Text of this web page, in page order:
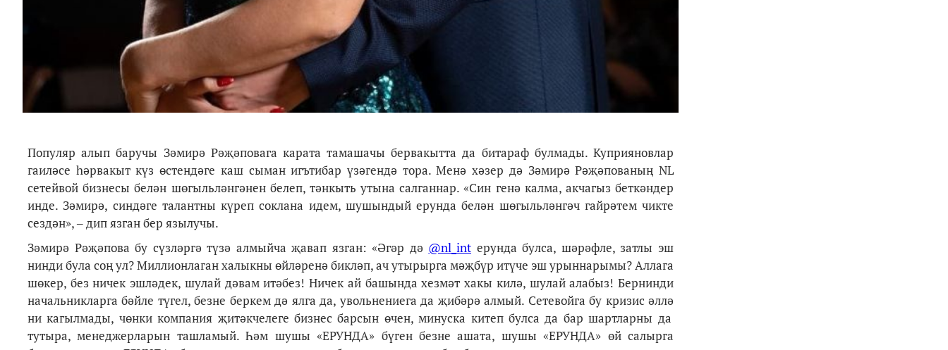
Популяр алып баручы Зәмирә Рәҗәповага карата тамашачы бервакытта да битараф булмады. Куприяновлар
гаиләсе һәрвакыт күз өстендәге каш сыман игътибар үзәгендә тора. Менә хәзер дә Зәмирә Рәҗәпованың NL
сетейвой бизнесы белән шөгыльләнгәнен белеп, тәнкыть утына салганнар. «Син генә калма, акчагыз беткәндер
инде. Зәмирә, синдәге талантны күреп соклана идем, шушындый ерунда белән шөгыльләнгәч гайрәтем чикте
сездән», ‒ дип язган бер язылучы.
Зәмирә Рәҗәпова бу сүзләргә түзә алмыйча җавап язган: «Әгәр дә @nl_int ерунда булса, шәрәфле, затлы эш
нинди була соң ул?Миллионлаган халыкны өйләренә бикләп, ач утырырга мәҗбүр итүче эш урыннарымы? Аллага
шөкер, без ничек эшләдек, шулай дәвам итәбез! Ничек ай башында хезмәт хакы килә, шулай алабыз! Бернинди
начальникларга бәйле түгел, безне беркем дә ялга да, увольнениега да җибәрә алмый. Сетевойга бу кризисәллә
ни кагылмады, чөнки компания җитәкчелеге бизнес барсын өчен, минуска китеп булса да бар шартларны да
тутыра, менеджерларын ташламый.Һәм шушы«ЕРУНДА» бүген безне ашата, шушы«ЕРУНДА» өй салырга